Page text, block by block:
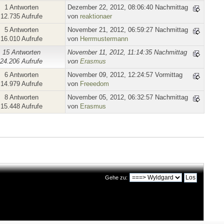
1 Antworten
12.735 Aufrufe
Dezember 22, 2012, 08:06:40 Nachmittag
von reaktionaer
5 Antworten
16.010 Aufrufe
November 21, 2012, 06:59:27 Nachmittag
von Herrmustermann
15 Antworten
24.206 Aufrufe
November 11, 2012, 11:14:35 Nachmittag
von Erasmus
6 Antworten
14.979 Aufrufe
November 09, 2012, 12:24:57 Vormittag
von Freeedom
8 Antworten
15.448 Aufrufe
November 05, 2012, 06:32:57 Nachmittag
von Erasmus
Gehe zu: